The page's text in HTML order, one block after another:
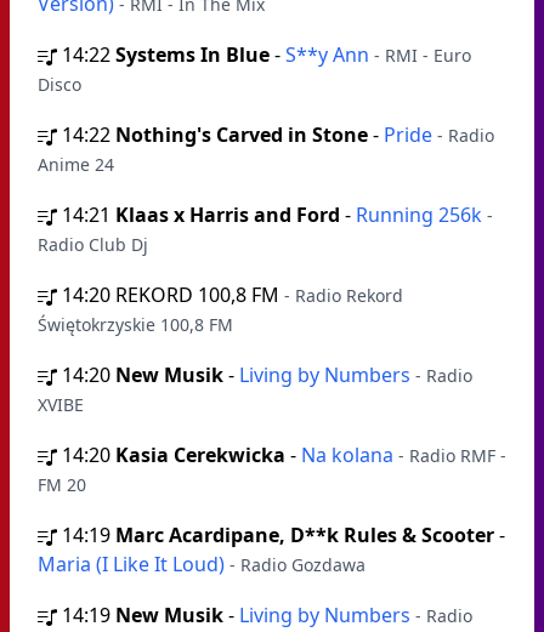
14:22Systems In Blue-S**y Ann - RMI - Euro
Disco
14:22 Nothing's Carved in Stone- Pride - Radio
Anime 24
14:21 Klaas x Harris and Ford - Running 256k -
Radio Club Dj
14:20 REKORD 100,8 FM - Radio Rekord
Świętokrzyskie 100,8 FM
14:20 New Musik- Living by Numbers - Radio
XVIBE
14:20 Kasia Cerekwicka - Na kolana - Radio RMF -
FM 20
14:19 Marc Acardipane, D**k Rules & Scooter-
Maria (I Like It Loud) - Radio Gozdawa
14:19 New Musik- Living by Numbers - Radio